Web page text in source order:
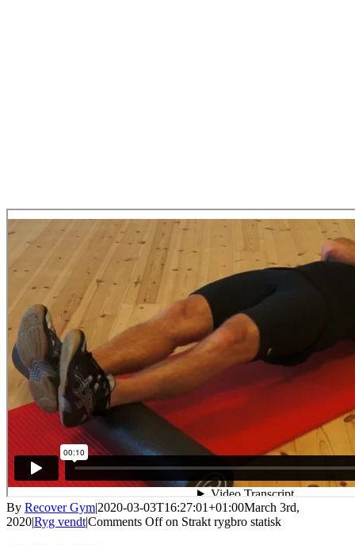
By Recover Gym|2020-03-03T16:27:01+01:00March 3rd,
2020|Ryg vendt|Comments Offon Strakt rygbro statisk